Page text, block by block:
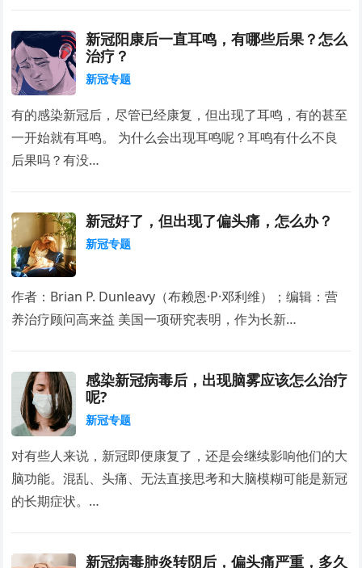
新冠阳康后一直耳鸣，有哪些后果？怎么
治疗？
新冠专题
有的感染新冠后，尽管已经康复，但出现了耳鸣，有的甚至
一开始就有耳鸣。 为什么会出现耳鸣呢？耳鸣有什么不良
后果吗？有没…
新冠好了，但出现了偏头痛，怎么办？
新冠专题
作者：Brian P. Dunleavy（布赖恩·P·邓利维）；编辑：营
养治疗顾问高来益 美国一项研究表明，作为长新…
感染新冠病毒后，出现脑雾应该怎么治疗
呢?
新冠专题
对有些人来说，新冠即便康复了，还是会继续影响他们的大
脑功能。混乱、头痛、无法直接思考和大脑模糊可能是新冠
的长期症状。…
新冠病毒肺炎转阴后，偏头痛严重，多久